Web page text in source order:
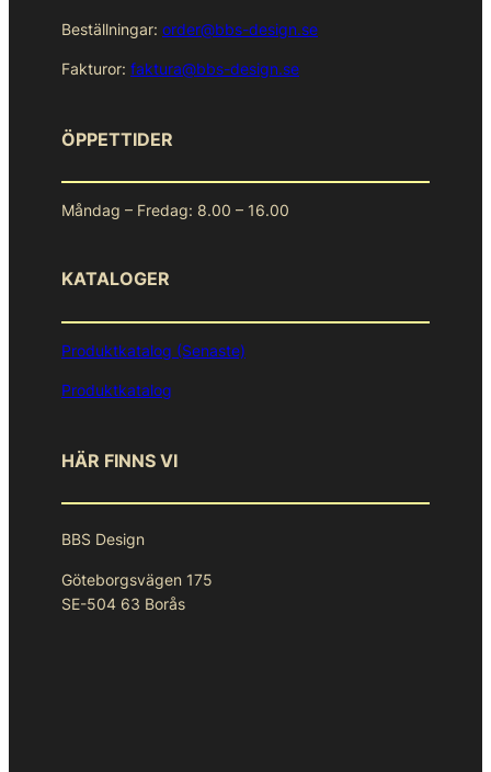
Beställningar: order@bbs-design.se
Fakturor: faktura@bbs-design.se
ÖPPETTIDER
Måndag – Fredag: 8.00 – 16.00
KATALOGER
Produktkatalog (Senaste)
Produktkatalog
HÄR FINNS VI
BBS Design
Göteborgsvägen 175
SE-504 63 Borås